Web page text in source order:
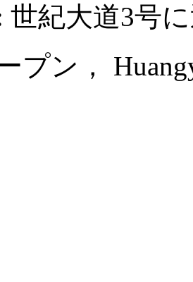
世紀大道3号
プン，